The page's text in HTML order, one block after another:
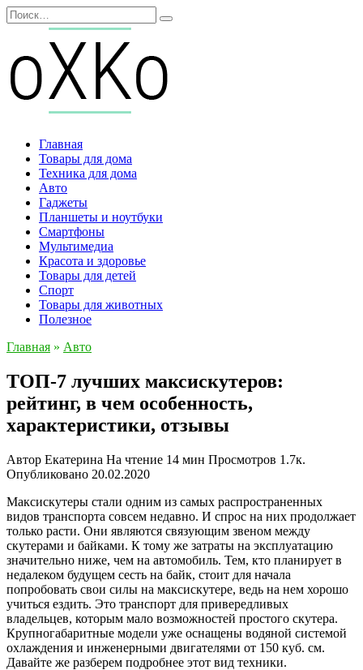
Перейти
к
содержанию
Search
for:
Главная
Товары для дома
Техника для дома
Авто
Гаджеты
Планшеты и ноутбуки
Смартфоны
Мультимедиа
Красота и здоровье
Товары для детей
Спорт
Товары для животных
Полезное
Главная » Авто
ТОП-7 лучших максискутеров:
рейтинг, в чем особенность,
характеристики, отзывы
Автор Екатерина На чтение 14 мин Просмотров 1.7к.
Опубликовано 20.02.2020
Максискутеры стали одним из самых распространенных
видов транспорта совсем недавно. И спрос на них продолжает
только расти. Они являются связующим звеном между
скутерами и байками. К тому же затраты на эксплуатацию
значительно ниже, чем на автомобиль. Тем, кто планирует в
недалеком будущем сесть на байк, стоит для начала
попробовать свои силы на максискутере, ведь на нем хорошо
учиться ездить. Это транспорт для привередливых
владельцев, которым мало возможностей простого скутера.
Крупногабаритные модели уже оснащены водяной системой
охлаждения и инженерными двигателями от 150 куб. см.
Давайте же разберем подробнее этот вид техники.